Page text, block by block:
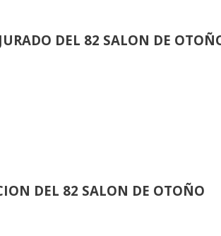
DEL 82 SALON DE
DEL 82 SALON DE OTOÑO